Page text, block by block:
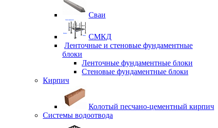
Сваи
СМКД
Ленточные и стеновые фундаментные
блоки
Ленточные фундаментные блоки
Стеновые фундаментные блоки
Кирпич
Колотый песчано-цементный кирпич
Системы водоотвода